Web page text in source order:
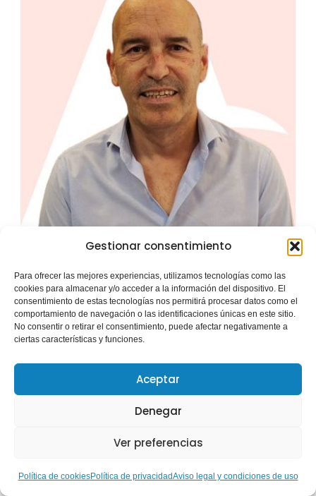
Gestionar consentimiento
Para ofrecer las mejores experiencias, utilizamos tecnologías como las
cookies para almacenar y/o acceder a la información del dispositivo. El
consentimiento de estas tecnologías nos permitirá procesar datos como el
comportamiento de navegación o las identificaciones únicas en este sitio.
No consentir o retirar el consentimiento, puede afectar negativamente a
ciertas características y funciones.
Aceptar
Denegar
Ver preferencias
Política de cookiesPolítica de privacidadAviso legal y condiciones de uso
Gonzalo Gobert
Vocal
ASESOR FIA